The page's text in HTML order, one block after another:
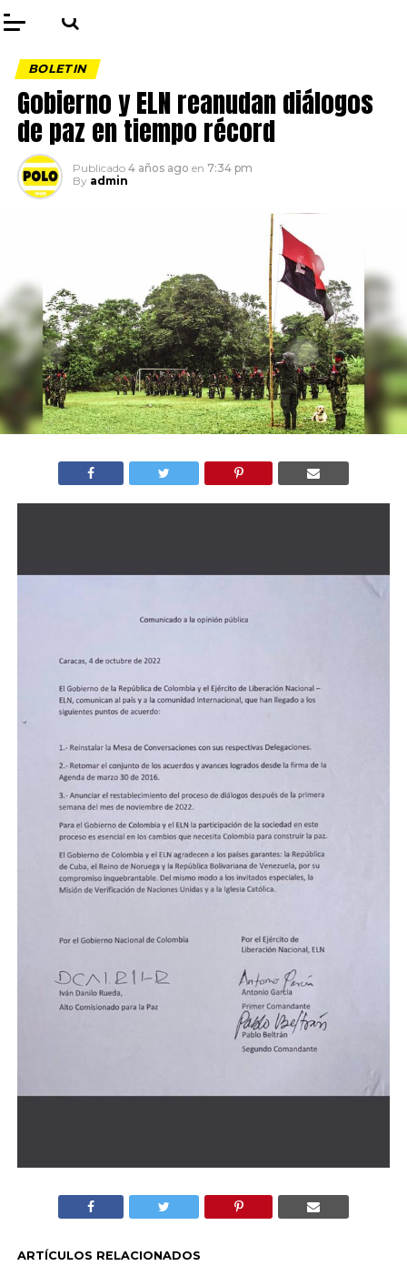
BOLETIN
Gobierno y ELN reanudan diálogos
de paz en tiempo récord
Publicado 4 años ago en 7:34 pm
By admin
ARTÍCULOS RELACIONADOS